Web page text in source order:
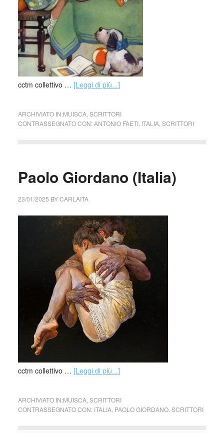
cctm collettivo … [Leggi di più...]
ARCHIVIATO IN:MUISCA, SCRITTORI
CONTRASSEGNATO CON:ANTONIO FAETI, ITALIA, SCRITTORI
Paolo Giordano (Italia)
23/01/2025 BYCARLAITA
cctm collettivo … [Leggi di più...]
ARCHIVIATO IN:MUISCA, SCRITTORI
CONTRASSEGNATO CON: ITALIA, PAOLO GIORDANO, SCRITTORI